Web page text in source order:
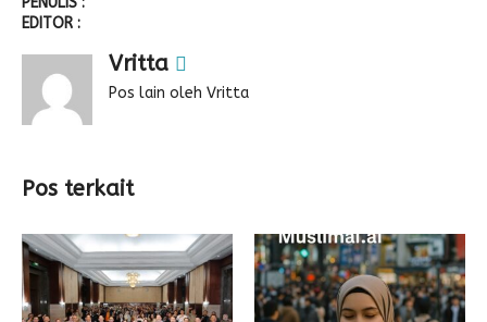
EDITOR :
Vritta
Pos lain oleh Vritta
Pos terkait